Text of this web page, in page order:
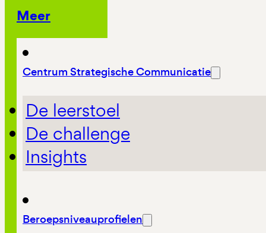
Meer
Centrum Strategische Communicatie
De leerstoel
De challenge
Insights
Beroepsniveauprofielen